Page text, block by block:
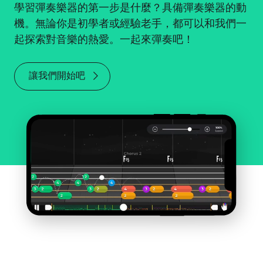
學習彈奏樂器的第一步是什麼？具備彈奏樂器的動
機。無論你是初學者或經驗老手，都可以和我們一
起探索對音樂的熱愛。一起來彈奏吧！
讓我們開始吧